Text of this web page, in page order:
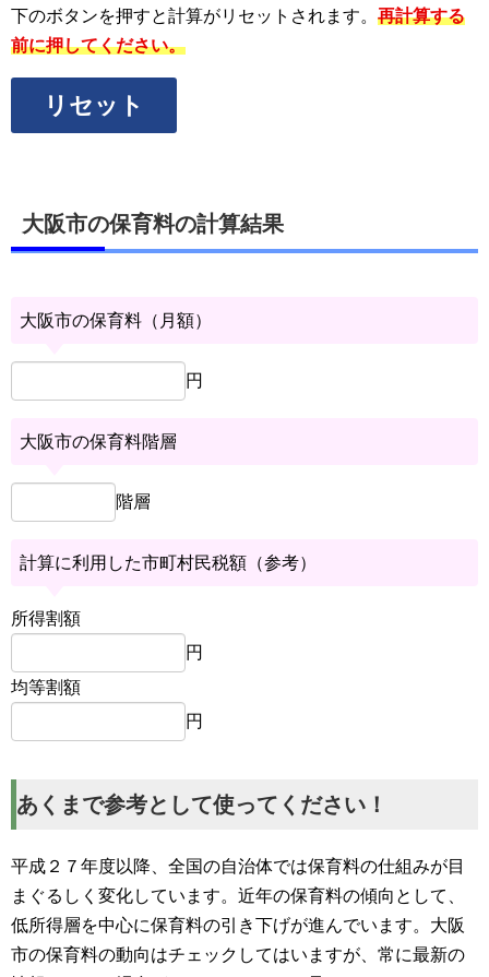
下のボタンを押すと計算がリセットされます。 再計算する
前に押してください。
リセット
大阪市の保育料の計算結果
大阪市の保育料（月額）
円
大阪市の保育料階層
階層
計算に利用した市町村民税額（参考）
所得割額
円
均等割額
円
あくまで参考として使ってください！
平成２７年度以降、全国の自治体では保育料の仕組みが目
まぐるしく変化しています。近年の保育料の傾向として、
低所得層を中心に保育料の引き下げが進んでいます。大阪
市の保育料の動向はチェックしてはいますが、常に最新の